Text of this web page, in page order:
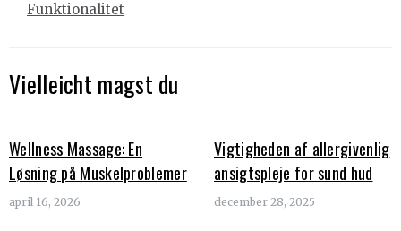
Funktionalitet
Vielleicht magst du
Wellness Massage: En
Løsning på Muskelproblemer
april 16, 2026
Vigtigheden af allergivenlig
ansigtspleje for sund hud
december 28, 2025